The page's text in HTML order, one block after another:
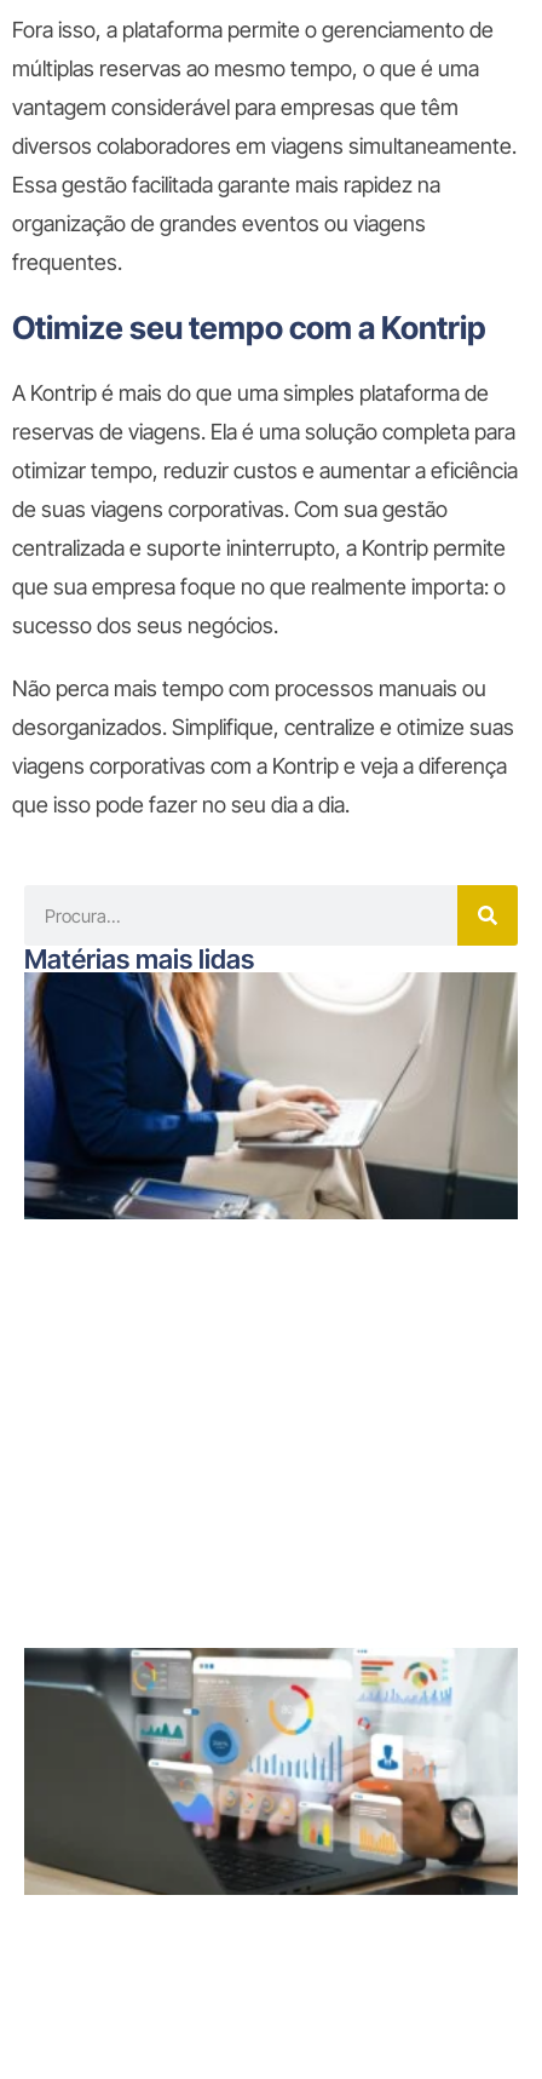
Fora isso, a plataforma permite o gerenciamento de
múltiplas reservas ao mesmo tempo, o que é uma
vantagem considerável para empresas que têm
diversos colaboradores em viagens simultaneamente.
Essa gestão facilitada garante mais rapidez na
organização de grandes eventos ou viagens
frequentes.
Otimize seu tempo com a Kontrip
A Kontrip é mais do que uma simples plataforma de
reservas de viagens. Ela é uma solução completa para
otimizar tempo, reduzir custos e aumentar a eficiência
de suas viagens corporativas. Com sua gestão
centralizada e suporte ininterrupto, a Kontrip permite
que sua empresa foque no que realmente importa: o
sucesso dos seus negócios.
Não perca mais tempo com processos manuais ou
desorganizados. Simplifique, centralize e otimize suas
viagens corporativas com a Kontrip e veja a diferença
que isso pode fazer no seu dia a dia.
Matérias mais lidas